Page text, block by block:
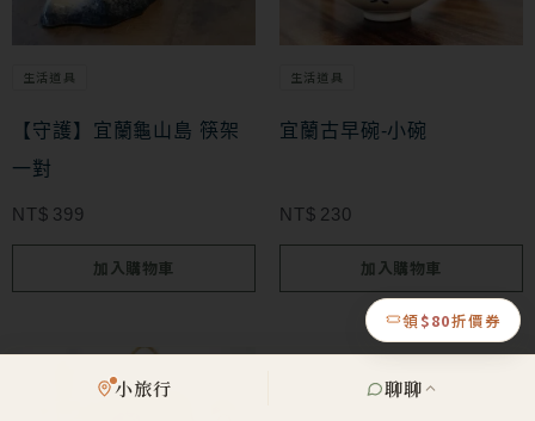
生活道具
【守護】宜蘭龜山島 筷架
一對
NT$ 399
加入購物車
生活道具
宜蘭古早碗-小碗
NT$ 230
加入購物車
領$80折價券
小旅行 聊聊